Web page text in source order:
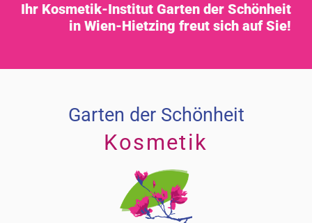
Ihr Kosmetik-Institut Garten der Schönheit
in Wien-Hietzing freut sich auf Sie!
Garten der Schönheit
Kosmetik